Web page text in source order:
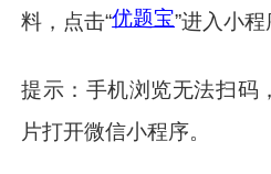
料，点击“优题宝”进入小程
提示：手机浏览无法扫码
片打开微信小程序。